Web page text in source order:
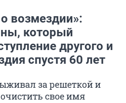
возмездии»:
который
другого и
спустя 60 лет
за решеткой и
свое имя